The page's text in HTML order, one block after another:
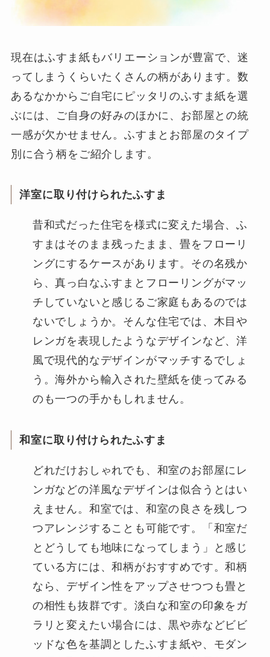
現在はふすま紙もバリエーションが豊富で、迷
ってしまうくらいたくさんの柄があります。数
あるなかからご自宅にピッタリのふすま紙を選
ぶには、ご自身の好みのほかに、お部屋との統
一感が欠かせません。ふすまとお部屋のタイプ
別に合う柄をご紹介します。
洋室に取り付けられたふすま
昔和式だった住宅を様式に変えた場合、ふ
すまはそのまま残ったまま、畳をフローリ
ングにするケースがあります。その名残か
ら、真っ白なふすまとフローリングがマッ
チしていないと感じるご家庭もあるのでは
ないでしょうか。そんな住宅では、木目や
レンガを表現したようなデザインなど、洋
風で現代的なデザインがマッチするでしょ
う。海外から輸入された壁紙を使ってみる
のも一つの手かもしれません。
和室に取り付けられたふすま
どれだけおしゃれでも、和室のお部屋にレ
ンガなどの洋風なデザインは似合うとはい
えません。和室では、和室の良さを残しつ
つアレンジすることも可能です。「和室だ
とどうしても地味になってしまう」と感じ
ている方には、和柄がおすすめです。和柄
なら、デザイン性をアップさせつつも畳と
の相性も抜群です。淡白な和室の印象をガ
ラリと変えたい場合には、黒や赤などビビ
ッドな色を基調としたふすま紙や、モダン